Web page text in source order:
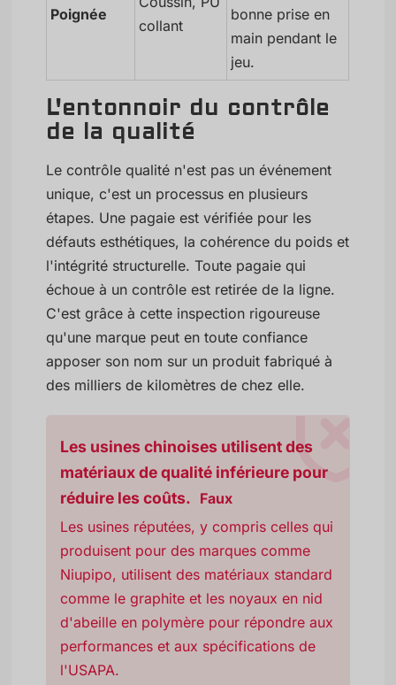
Poignée
collant
bonne prise en
main pendant le
jeu.
L'entonnoir du contrôle
de la qualité
Le contrôle qualité n'est pas un événement
unique, c'est un processus en plusieurs
étapes. Une pagaie est vérifiée pour les
défauts esthétiques, la cohérence du poids et
l'intégrité structurelle. Toute pagaie qui
échoue à un contrôle est retirée de la ligne.
C'est grâce à cette inspection rigoureuse
qu'une marque peut en toute confiance
apposer son nom sur un produit fabriqué à
des milliers de kilomètres de chez elle.
Les usines chinoises utilisent des
matériaux de qualité inférieure pour
réduire les coûts. Faux
Les usines réputées, y compris celles qui
produisent pour des marques comme
Niupipo, utilisent des matériaux standard
comme le graphite et les noyaux en nid
d'abeille en polymère pour répondre aux
performances et aux spécifications de
l'USAPA.